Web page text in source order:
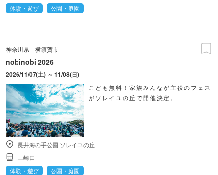
体験・遊び
公園・庭園
神奈川県 横須賀市
nobinobi 2026
2026/11/07(土) ～ 11/08(日)
こども無料！家族みんなが主役のフェス
がソレイユの丘で開催決定。
長井海の手公園 ソレイユの丘
三崎口
体験・遊び
公園・庭園